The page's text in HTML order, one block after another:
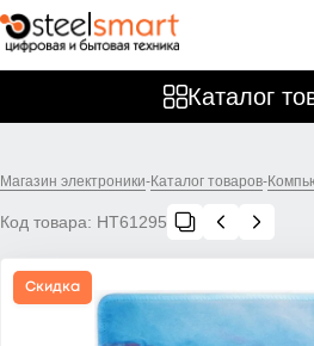
Каталог
Магазин электроники-Каталог товаров-
Код товара: НТ61295
Скидка